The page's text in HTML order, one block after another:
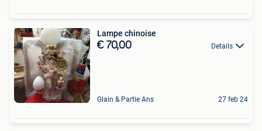
Lampe chinoise
€ 70,00 Details
Glain & Partie Ans 27 feb 24